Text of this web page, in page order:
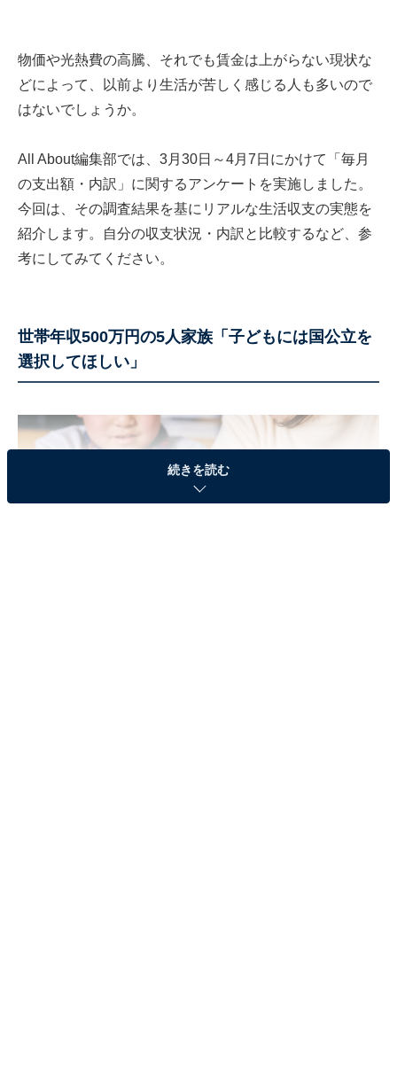
物価や光熱費の高騰、それでも賃金は上がらない現状な
どによって、以前より生活が苦しく感じる人も多いので
はないでしょうか。
All About編集部では、3月30日～4月7日にかけて「毎月
の支出額・内訳」に関するアンケートを実施しました。
今回は、その調査結果を基にリアルな生活収支の実態を
紹介します。自分の収支状況・内訳と比較するなど、参
考にしてみてください。
世帯年収500万円の5人家族「子どもには国公立を
選択してほしい」
続きを読む